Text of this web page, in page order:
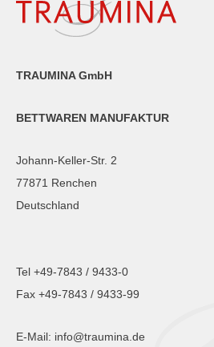
TRAUMINA GmbH
BETTWAREN MANUFAKTUR
Johann-Keller-Str. 2
77871 Renchen
Deutschland
Tel +49-7843 / 9433-0
Fax +49-7843 / 9433-99
E-Mail: info@traumina.de